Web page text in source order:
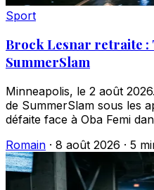
Sport
Brock Lesnar retraite :
SummerSlam
Minneapolis, le 2 août
de SummerSlam sous les
défaite face à Oba Femi
Romain · 8 août 2026 · 5